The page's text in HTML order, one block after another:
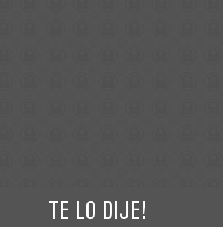
TE LO DIJE!